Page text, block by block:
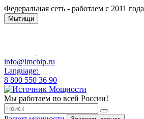
Федеральная сеть - работаем с 2011 года
Мытищи
info@imchip.ru
Language:
8 800 550 36 90
Мы работаем по всей России!